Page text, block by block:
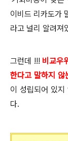
이비드 리카도가
라고 널리 알려져
그런데 !!! 비교우
한다고 말하지 않
이 성립되어 있
다.